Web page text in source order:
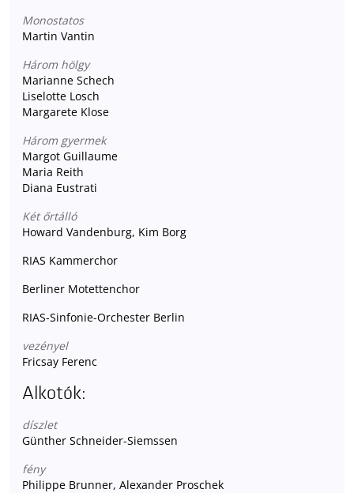
Monostatos
Martin Vantin
Három hölgy
Marianne Schech
Liselotte Losch
Margarete Klose
Három gyermek
Margot Guillaume
Maria Reith
Diana Eustrati
Két őrtálló
Howard Vandenburg, Kim Borg
RIAS Kammerchor
Berliner Motettenchor
RIAS-Sinfonie-Orchester Berlin
vezényel
Fricsay Ferenc
Alkotók:
díszlet
Günther Schneider-Siemssen
fény
Philippe Brunner, Alexander Proschek